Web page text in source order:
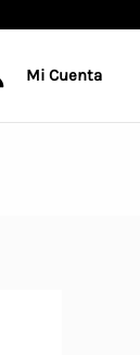
Mi Cuenta